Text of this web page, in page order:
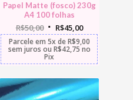
Papel Matte (fosco) 230g
A4 100 folhas
R$50,00
Opreço
original
era:
R$50,00.
R$45,00preço
atual
é:R$45,00.
Parcele em 5xdeR$9,00
sem juros ou R$42,75 no
Pix